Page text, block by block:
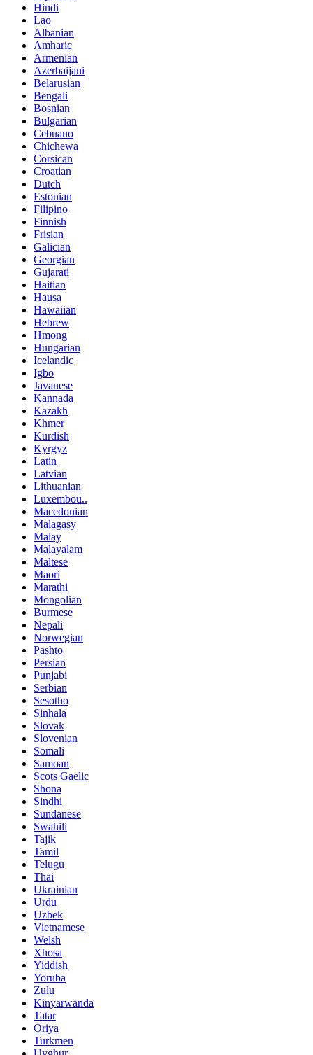
Hindi
Lao
Albanian
Amharic
Armenian
Azerbaijani
Belarusian
Bengali
Bosnian
Bulgarian
Cebuano
Chichewa
Corsican
Croatian
Dutch
Estonian
Filipino
Finnish
Frisian
Galician
Georgian
Gujarati
Haitian
Hausa
Hawaiian
Hebrew
Hmong
Hungarian
Icelandic
Igbo
Javanese
Kannada
Kazakh
Khmer
Kurdish
Kyrgyz
Latin
Latvian
Lithuanian
Luxembou..
Macedonian
Malagasy
Malay
Malayalam
Maltese
Maori
Marathi
Mongolian
Burmese
Nepali
Norwegian
Pashto
Persian
Punjabi
Serbian
Sesotho
Sinhala
Slovak
Slovenian
Somali
Samoan
Scots Gaelic
Shona
Sindhi
Sundanese
Swahili
Tajik
Tamil
Telugu
Thai
Ukrainian
Urdu
Uzbek
Vietnamese
Welsh
Xhosa
Yiddish
Yoruba
Zulu
Kinyarwanda
Tatar
Oriya
Turkmen